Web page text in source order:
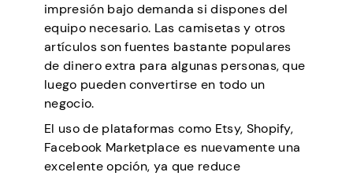
impresión bajo demanda si dispones del
equipo necesario. Las camisetas y otros
artículos son fuentes bastante populares
de dinero extra para algunas personas, que
luego pueden convertirse en todo un
negocio.
El uso de plataformas como Etsy, Shopify,
Facebook Marketplace es nuevamente una
excelente opción, ya que reduce